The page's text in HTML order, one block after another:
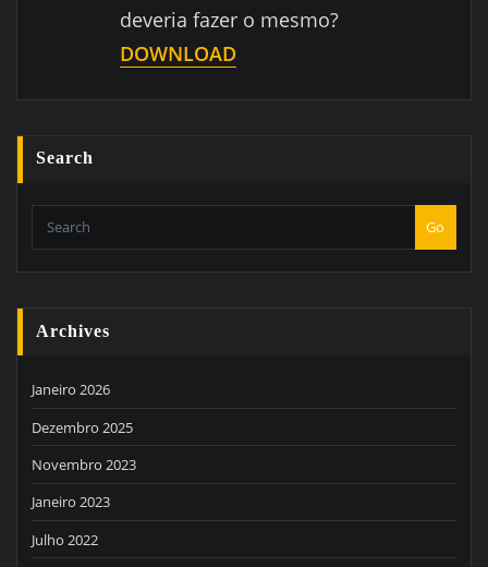
deveria fazer o mesmo?
DOWNLOAD
Search
Go
Archives
Janeiro 2026
Dezembro 2025
Novembro 2023
Janeiro 2023
Julho 2022